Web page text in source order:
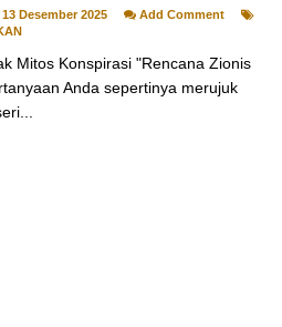
Desember 2025
Add Comment
Mitos Konspirasi "Rencana Zionis
Anda sepertinya merujuk